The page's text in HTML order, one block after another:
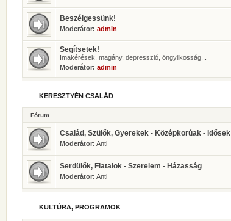
Beszélgessünk!
Moderátor: admin
Segítsetek!
Imakérések, magány, depresszió, öngyilkosság...
Moderátor: admin
KERESZTYÉN CSALÁD
Fórum
Család, Szülők, Gyerekek - Középkorúak - Idősek
Moderátor: Anti
Serdülők, Fiatalok - Szerelem - Házasság
Moderátor: Anti
KULTÚRA, PROGRAMOK